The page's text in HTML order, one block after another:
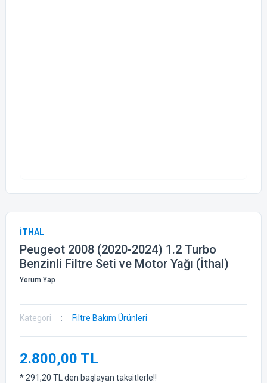
İTHAL
Peugeot 2008 (2020-2024) 1.2 Turbo
Benzinli Filtre Seti ve Motor Yağı (İthal)
Yorum Yap
Kategori Filtre Bakım Ürünleri
2.800,00 TL
* 291,20 TL den başlayan taksitlerle!!